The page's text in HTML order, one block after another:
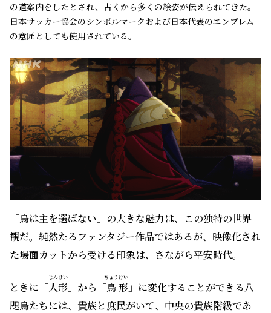
の道案内をしたとされ、古くから多くの絵姿が伝えられてきた。
日本サッカー協会のシンボルマークおよび日本代表のエンブレム
の意匠としても使用されている。
「烏は主を選ばない」の大きな魅力は、この独特の世界
観だ。純然たるファンタジー作品ではあるが、映像化され
た場面カットから受ける印象は、さながら平安時代。
ときに「人形
じんけい
」から「鳥
ちょう
形
けい
」に変化することができる八
咫烏たちには、貴族と庶民がいて、中央の貴族階級であ